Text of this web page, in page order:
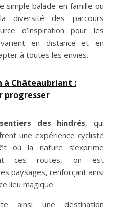
simple balade en famille ou
diversité des parcours
d’inspiration pour les
en distance et en
à toutes les envies.
à Châteaubriant :
progresser
sentiers des hindrés, qui
une expérience cycliste
où la nature s’exprime
ces routes, on est
paysages, renforçant ainsi
lieu magique.
ainsi une destination